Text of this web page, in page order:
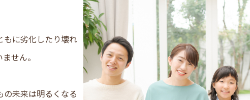
もに劣化したり壊れ
せん。
未来は明るくなる